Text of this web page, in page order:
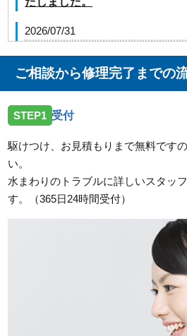
2026/07/31
いたしました。
広島県広島市南区翠にトイレの
広島県広島市中区東白島町にト
依頼でお伺いしました。
広島県広島市南区宇品御幸に洗
広島県広島市佐伯区河内南に
ご相談から修理完了までの
STEP1 受付
駆けつけ、お見積もりまで無料です
い。
水まわりのトラブルに詳しいスタッ
す。（365日24時間受付）